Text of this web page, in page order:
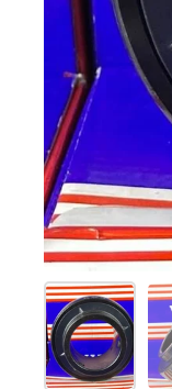
Mostrar